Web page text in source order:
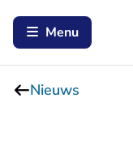
Menu
Nieuws